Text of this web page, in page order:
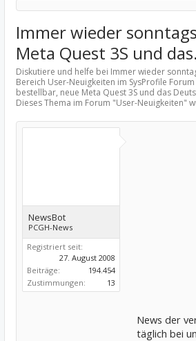
Immer wieder
Meta Quest 3S und
Diskutiere und helfe bei Immer wieder
Bereich User-Neuigkeiten im SysProfile
bestellbar, neue Meta Quest 3S und das
Dieses Thema im Forum "User-Neuigkeiten"
NewsBot
PCGH-News
Registriert seit:
27. August 2008
Beiträge:
194.454
Zustimmungen:
13
News der
täglich bei